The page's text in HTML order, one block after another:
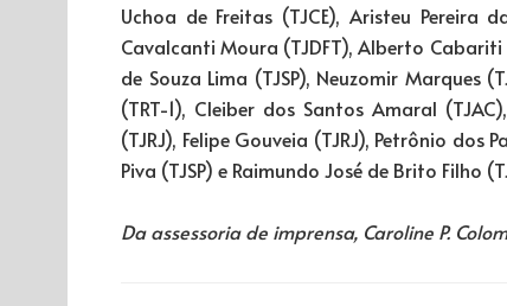
Uchoa de Freitas (TJCE), Aristeu Pereira
Cavalcanti Moura (TJDFT), Alberto Cabariti
de Souza Lima (TJSP), Neuzomir Marques
(TRT-1), Cleiber dos Santos Amaral
(TJRJ), Felipe Gouveia (TJRJ), Petrônio dos
Piva (TJSP) e Raimundo José de Brito Filho
Da assessoria de imprensa, Caroline P.